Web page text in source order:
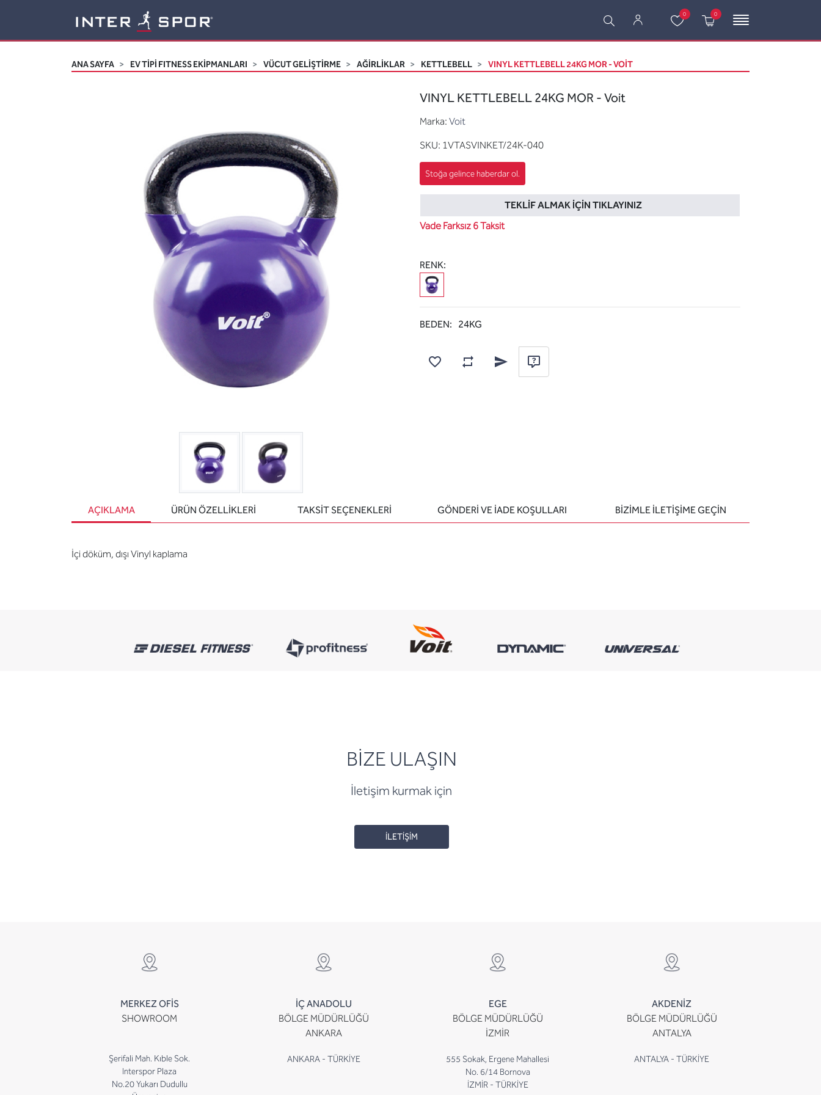
0 0
ANA SAYFA EV TİPİ FITNESS EKİPMANLARI VÜCUT GELİŞTİRME AĞIRLIKLAR KETTLEBELL VINYL KETTLEBELL 24KG MOR - VOIT
VINYL KETTLEBELL 24KG MOR - Voit
Marka: Voit
SKU: 1VTASVINKET/24K-040
TEKLIF ALMAK İÇIN TIKLAYINIZ
Vade Farksız 6 Taksit
RENK:
BEDEN: 24KG
Favorilere ekle
Karşılaştırma listesine ekle
Arkadaşına e-posta ile gönder
Soru sor
AÇIKLAMA ÜRÜN ÖZELLIKLERI TAKSİT SEÇENEKLERİ GÖNDERİ VE İADE KOŞULLARI BIZIMLE ILETIŞIME GEÇIN
İçi döküm, dışı Vinyl kaplama
BİZE ULAŞIN
İletişim kurmak için
İLETİŞİM
MERKEZ OFİS
SHOWROOM
Şerifali Mah. Kıble Sok.
Interspor Plaza
No.20 Yukarı Dudullu
İÇ ANADOLU
BÖLGE MÜDÜRLÜĞÜ
ANKARA
ANKARA - TÜRKİYE
EGE
BÖLGE MÜDÜRLÜĞÜ
İZMİR
555 Sokak, Ergene Mahallesi
No. 6/14 Bornova
İZMİR - TÜRKİYE
AKDENİZ
BÖLGE MÜDÜRLÜĞÜ
ANTALYA
ANTALYA - TÜRKİYE